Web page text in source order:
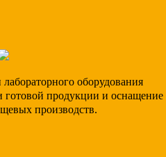
оборудования
готовой продукции и оснащение
производств.